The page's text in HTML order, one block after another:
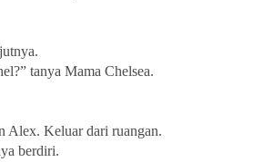
tanya Mama Chelsea.
Alex. Keluar dari ruangan.
berdiri.